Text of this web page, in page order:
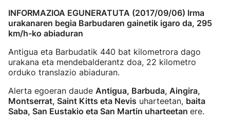
INFORMAZIOA EGUNERATUTA (2017/09/06) Irma
urakanaren begia Barbudaren gainetik igaro da, 295
km/h-ko abiaduran
Antigua eta Barbudatik 440 bat kilometrora dago
urakana eta mendebalderantz doa, 22 kilometro
orduko translazio abiaduran.
Alerta egoeran daude Antigua, Barbuda, Aingira,
Montserrat, Saint Kitts eta Nevis uharteetan, baita
Saba, San Eustakio eta San Martin uharteetan ere.